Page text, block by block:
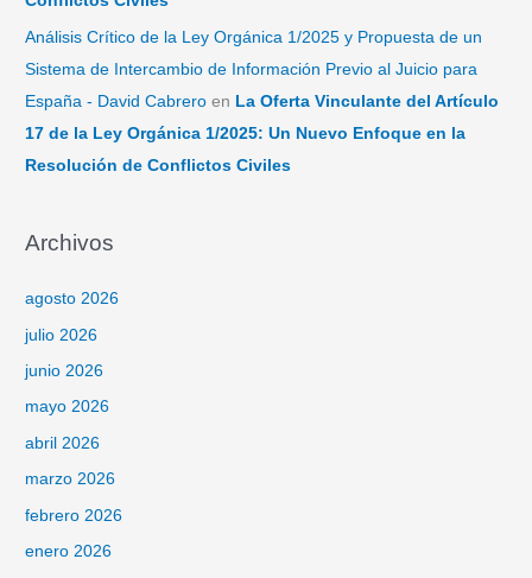
Análisis Crítico de la Ley Orgánica 1/2025 y Propuesta de un
Sistema de Intercambio de Información Previo al Juicio para
España - David Cabrero en La Oferta Vinculante del Artículo
17 de la Ley Orgánica 1/2025: Un Nuevo Enfoque en la
Resolución de Conflictos Civiles
Archivos
agosto 2026
julio 2026
junio 2026
mayo 2026
abril 2026
marzo 2026
febrero 2026
enero 2026